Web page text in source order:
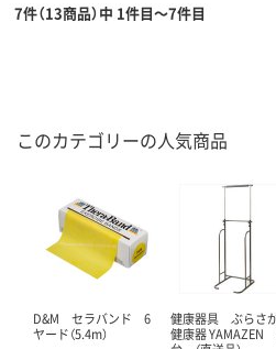
7件（13商品）中 1件目～7件目
このカテゴリーの人気商品
D&M セラバンド 6
ヤード（5.4m）
健康器具 ぶらさ
健康器 YAMAZEN